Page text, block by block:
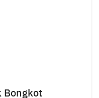
Bongkot